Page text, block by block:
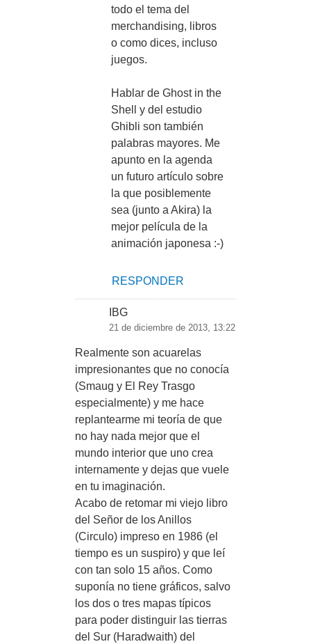
todo el tema del
merchandising, libros
o como dices, incluso
juegos.
Hablar de Ghost in the
Shell y del estudio
Ghibli son también
palabras mayores. Me
apunto en la agenda
un futuro artículo sobre
la que posiblemente
sea (junto a Akira) la
mejor película de la
animación japonesa :-)
RESPONDER
IBG
21 de diciembre de 2013, 13:22
Realmente son acuarelas
impresionantes que no conocía
(Smaug y El Rey Trasgo
especialmente) y me hace
replantearme mi teoría de que
no hay nada mejor que el
mundo interior que uno crea
internamente y dejas que vuele
en tu imaginación.
Acabo de retomar mi viejo libro
del Señor de los Anillos
(Circulo) impreso en 1986 (el
tiempo es un suspiro) y que leí
con tan solo 15 años. Como
suponía no tiene gráficos, salvo
los dos o tres mapas típicos
para poder distinguir las tierras
del Sur (Haradwaith) del